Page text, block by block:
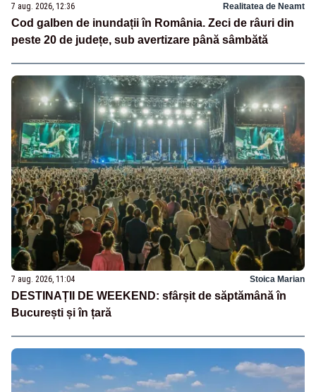
7 aug. 2026, 12:36 Realitatea de Neamt
Cod galben de inundații în România. Zeci de râuri din
peste 20 de județe, sub avertizare până sâmbătă
7 aug. 2026, 11:04 Stoica Marian
DESTINAȚII DE WEEKEND: sfârșit de săptămână în
București și în țară